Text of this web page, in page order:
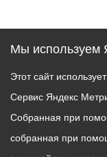
Мы используем
Этот сайт
Сервис Яндекс
Собранная при
собранная при